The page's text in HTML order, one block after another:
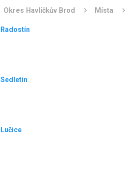
Okres Havlíčkův Brod Místa
Radostín
Sedletín
Lučice